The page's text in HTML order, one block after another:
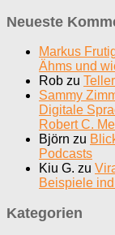
Neueste
Markus
Ähms und
Rob zu
Sammy
Digitale
Robert C.
Björn zu
Podcasts
Kiu G. zu
Beispiele
Kategorien